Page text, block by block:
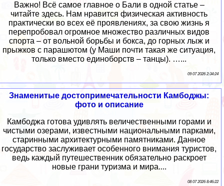
Важно! Всё самое главное о Бали в одной статье –
читайте здесь. Нам нравится физическая активность
практически во всех её проявлениях, за свою жизнь я
перепробовал огромное множество различных видов
спорта – от вольной борьбы и бокса, до горных лыж и
прыжков с парашютом (у Маши почти такая же ситуация,
только вместо единоборств – танцы). …...
09 07 2026 2:34:24
Знаменитые достопримечательности Камбоджы:
фото и описание
Камбоджа готова удивлять величественными горами и
чистыми озерами, известными национальными парками,
старинными архитектурными памятниками. Данное
государство заслуживает особенного внимания туристов,
ведь каждый путешественник обязательно раскроет
новые грани туризма и мира....
08 07 2026 8:46:22